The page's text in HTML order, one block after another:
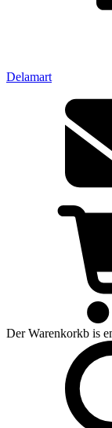
Delamart
Der Warenkorkb is